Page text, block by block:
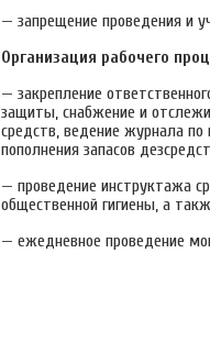
— запрещение проведения и
Организация рабочего
— закрепление
защиты, снабжение и
средств, ведение журнала
пополнения запасов
— проведение инструктажа
общественной гигиены, а
— ежедневное проведение